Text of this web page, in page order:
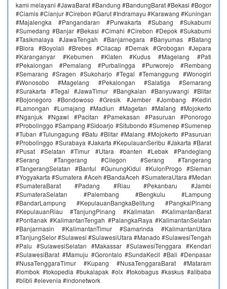
kami melayani #JawaBarat #Bandung #BandungBarat #Bekasi #Bogor
#Ciamis #Cianjur #Cirebon #Garut #Indramayu #Karawang #Kuningan
#Majalengka #Pangandaran #Purwakarta #Subang #Sukabumi
#Sumedang #Banjar #Bekasi #Cimahi #Cirebon #Depok #Sukabumi
#Tasikmalaya #JawaTengah #Banjarnegara #Banyumas #Batang
#Blora #Boyolali #Brebes #Cilacap #Demak #Grobogan #Jepara
#Karanganyar #Kebumen #Klaten #Kudus #Magelang #Pati
#Pekalongan #Pemalang #Purbalingga #Purworejo #Rembang
#Semarang #Sragen #Sukoharjo #Tegal #Temanggung #Wonogiri
#Wonosobo #Magelang #Pekalongan #Salatiga #Semarang
#Surakarta #Tegal #JawaTimur #Bangkalan #Banyuwangi #Blitar
#Bojonegoro #Bondowoso #Gresik #Jember #Jombang #Kediri
#Lamongan #Lumajang #Madiun #Magetan #Malang #Mojokerto
#Nganjuk #Ngawi #Pacitan #Pamekasan #Pasuruan #Ponorogo
#Probolinggo #Sampang #Sidoarjo #Situbondo #Sumenep #Sumenep
#Tuban #Tulungagung #Batu #Blitar #Malang #Mojokerto #Pasuruan
#Probolinggo #Surabaya #Jakarta #KepulauanSeribu #Jakarta #Barat
#Pusat #Selatan #Timur #Utara #banten #Lebak #Pandeglang
#Serang #Tangerang #Cilegon #Serang #Tangerang
#TangerangSelatan #Bantul #GunungKidul #KulonProgo #Sleman
#Yogyakarta #Sumatera #Aceh #BandaAceh #SumateraUtara #Medan
#SumateraBarat #Padang #Riau #Pekanbaru #Jambi
#SumateraSelatan #Palembang #Bengkulu #Lampung
#BandarLampung #KepulauanBangkaBelitung #PangkalPinang
#KepulauanRiau #TanjungPinang #Kalimatan #KalimantanBarat
#Pontianak #KalimantanTengah #PalangkaRaya #KalimantanSelatan
#Banjarmasin #KalimantanTimur #Samarinda #KalimantanUtara
#TanjungSelor #Sulawesi #SulawesiUtara #Manado #SulawesiTengah
#Palu #SulawesiSelatan #Makassar #SulawesiTenggara #Kendari
#SulawesiBarat #Mamuju #Gorontalo #SundaKecil #Bali #Denpasar
#NusaTenggaraTimur #Kupang #NusaTenggaraBarat #Mataram
#lombok #tokopedia #bukalapak #olx #tokobagus #kaskus #alibaba
#blibli #elevenia #indonetwork